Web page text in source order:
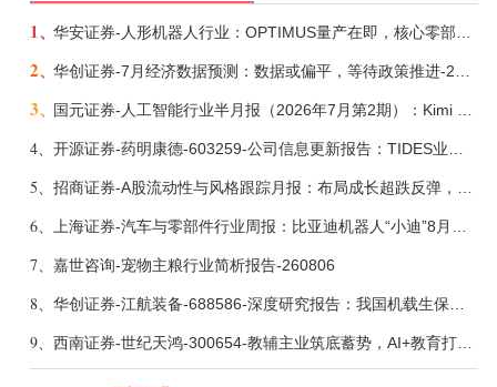
1、
2、
3、
4、
5、
6、
7、 嘉世咨询-宠物主粮行业简析报告-260806
8、
9、 西南证券-世纪天鸿-300654-教辅主业筑底蓄势，AI+教育打开第二曲线-260729